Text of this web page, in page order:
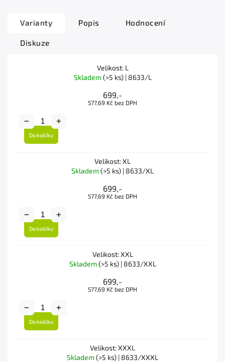
Varianty Popis Hodnocení
Diskuze
Velikost: L
Skladem(>5 ks)| 8633/L
699,-
577,69 Kč bez DPH
Do košíku
Velikost: XL
Skladem(>5 ks) | 8633/XL
699,-
577,69 Kč bez DPH
Do košíku
Velikost: XXL
Skladem(>5 ks)| 8633/XXL
699,-
577,69 Kč bez DPH
Do košíku
Velikost: XXXL
Skladem(>5 ks) | 8633/XXXL